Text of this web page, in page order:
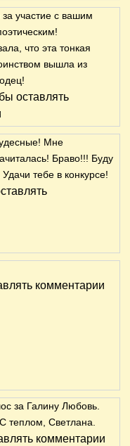
участие с вашим
что эта тонкая
вышла из
оставлять
Мне
Браво!!! Буду
Удачи тебе в конкурсе!
комментарии
за Галину Любовь.
теплом, Светлана.
комментарии